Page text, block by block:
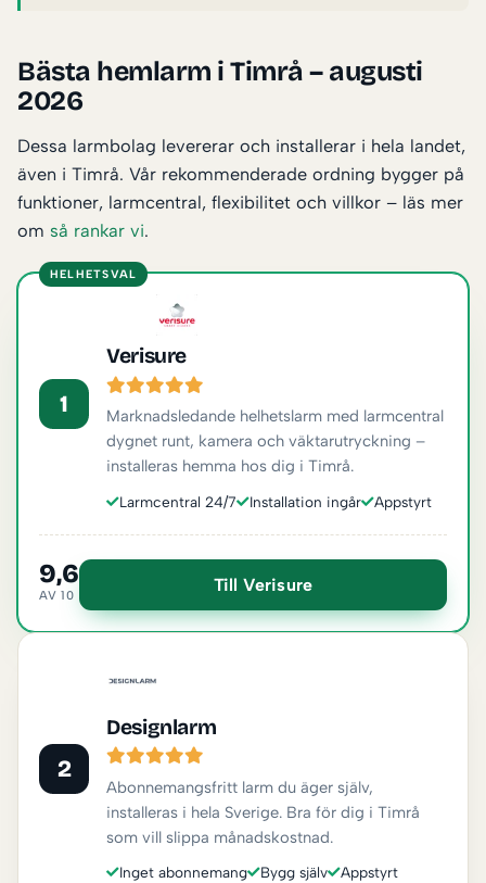
Bästa hemlarm i Timrå – augusti
2026
Dessa larmbolag levererar och installerar i hela landet,
även i Timrå. Vår rekommenderade ordning bygger på
funktioner, larmcentral, flexibilitet och villkor – läs mer
om så rankar vi.
HELHETSVAL
1
Verisure
Marknadsledande helhetslarm med larmcentral
dygnet runt, kamera och väktarutryckning –
installeras hemma hos dig i Timrå.
Larmcentral 24/7 Installation ingår Appstyrt
9,6
AV 10
Till Verisure
2
Designlarm
Abonnemangsfritt larm du äger själv,
installeras i hela Sverige. Bra för dig i Timrå
som vill slippa månadskostnad.
Inget abonnemang Bygg själv Appstyrt